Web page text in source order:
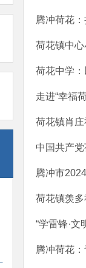
腾冲荷花
荷花镇中
荷花中学：
走进“幸福
荷花镇肖
中国共产
腾冲市
荷花镇羡多
“学雷锋·
腾冲荷花